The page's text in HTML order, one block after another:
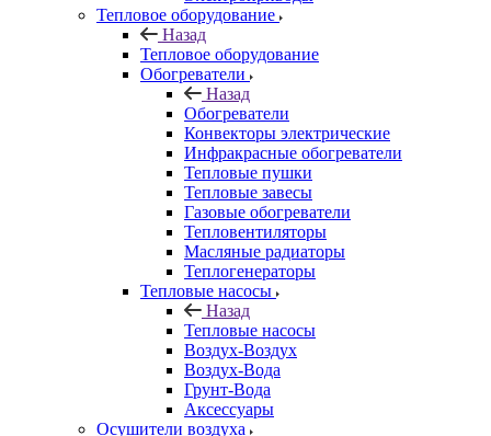
Тепловое оборудование
Назад
Тепловое оборудование
Обогреватели
Назад
Обогреватели
Конвекторы электрические
Инфракрасные обогреватели
Тепловые пушки
Тепловые завесы
Газовые обогреватели
Тепловентиляторы
Масляные радиаторы
Теплогенераторы
Тепловые насосы
Назад
Тепловые насосы
Воздух-Воздух
Воздух-Вода
Грунт-Вода
Аксессуары
Осушители воздуха